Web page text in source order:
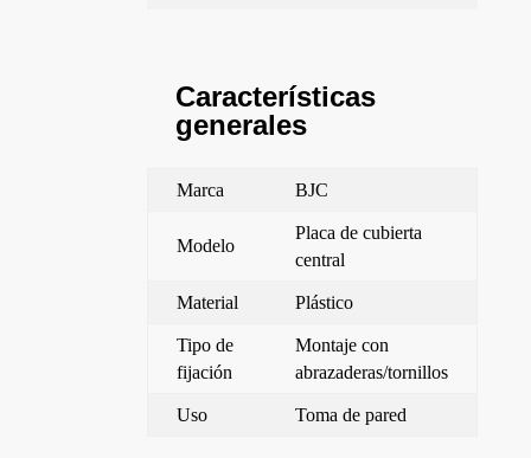
Características
generales
Marca BJC
Modelo
Placa de cubierta
central
Material Plástico
Tipo de
fijación
Montaje con
abrazaderas/tornillos
Uso Toma de pared